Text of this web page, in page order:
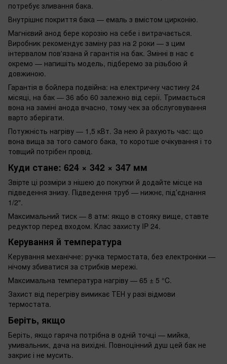
потребує зливання бака.
Внутрішнє покриття бака — емаль з вмістом цирконію.
Магнієвий анод бере корозію на себе і витрачається.
Виробник рекомендує заміну раз на 2 роки — з цим
інтервалом пов'язана й гарантія на бак. Змінні в нас є
окремо — напишіть модель, підберемо за різьбою й
довжиною.
Гарантія в бойлера подвійна: на електричну частину 24
місяці, на бак — 36 або 60 залежно від серії. Тримається
вона на заміні анода вчасно, тому чек за обслуговування
варто зберігати.
Потужність нагріву — 1,5 кВт. За нею й рахують час: що
вона вища за того самого бака, то коротше очікування і то
товщий потрібен провід.
Куди стане: 624 × 342 × 347 мм
Звірте ці розміри з нішею до покупки й додайте місце на
підведення знизу. Підведення труб — нижнє, підʼєднання
1/2".
Максимальний тиск — 8 атм: якщо в стояку вище, ставте
редуктор перед входом. Клас захисту IP 24.
Керування й температура
Керування механічне: ручка термостата, без електроніки —
нічому збиватися за стрибків мережі.
Максимальна температура нагріву — 65 ± 5 °C.
Захист від перегріву вимикає ТЕН у разі відмови
термостата.
Беріть, якщо
Беріть, якщо гаряча потрібна в одній точці — мийка,
умивальник, дача на вихідні. Повноцінний душ цей бак не
закриє і не мусить.